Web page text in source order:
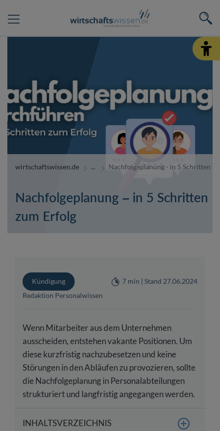
wirtschaftswissen.de Nachfolgeplanung - in 5 Schritten
Nachfolgeplanung – in 5 Schritten
zum Erfolg
Kündigung
7 min | Stand 27.06.2024
Redaktion Personalwissen
Wenn Mitarbeiter aus dem Unternehmen
ausscheiden, entstehen vakante Positionen. Um
diese kurzfristig nachzubesetzen und keine
Störungen in den Abläufen zu provozieren, sollte
die Nachfolgeplanung in Personalabteilungen
strukturiert und langfristig angegangen werden.
INHALTSVERZEICHNIS